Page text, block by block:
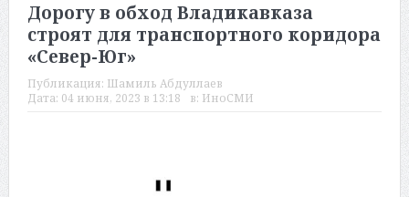
Дорогу в обход Владикавказа
строят для транспортного коридора
«Север-Юг»
Публикация: Шамиль Абдуллаев
Дата: 04 июня, 2023 в 13:18 в: ИноСМИ